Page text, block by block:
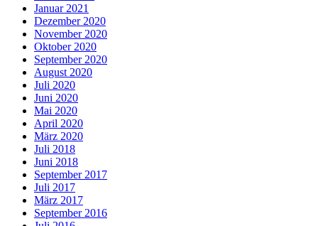
Januar 2021
Dezember 2020
November 2020
Oktober 2020
September 2020
August 2020
Juli 2020
Juni 2020
Mai 2020
April 2020
März 2020
Juli 2018
Juni 2018
September 2017
Juli 2017
März 2017
September 2016